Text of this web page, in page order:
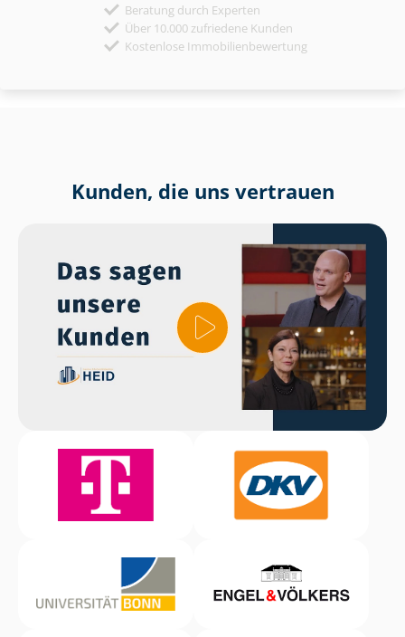
Beratung durch Experten
Über 10.000 zufriedene Kunden
Kostenlose Immobilienbewertung
Kunden, die uns vertrauen